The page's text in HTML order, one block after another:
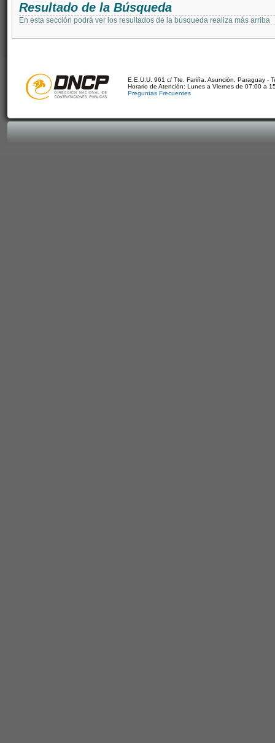
Resultado de la Búsqueda
En esta sección podrá ver los resultados de la búsqueda realiza más arriba
E.E.U.U. 961 c/ Tte. Fariña. Asunción, Paraguay -
Horario de Atención: Lunes a Viernes de 07:00 a
Preguntas Frecuentes